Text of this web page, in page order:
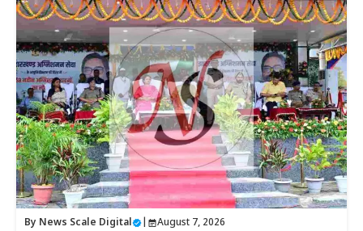
By News Scale Digital August 7, 2026